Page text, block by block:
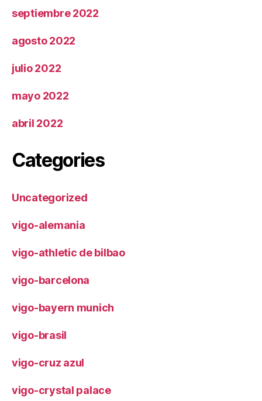
septiembre 2022
agosto 2022
julio 2022
mayo 2022
abril 2022
Categories
Uncategorized
vigo-alemania
vigo-athletic de bilbao
vigo-barcelona
vigo-bayern munich
vigo-brasil
vigo-cruz azul
vigo-crystal palace